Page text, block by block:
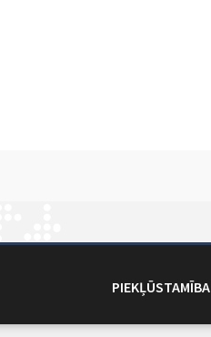
PIEKĻŪSTAMĪBA